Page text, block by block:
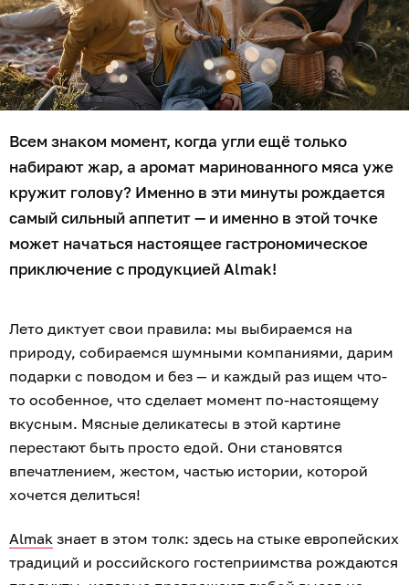
Всем знаком момент, когда угли ещё только
набирают жар, а аромат маринованного мяса уже
кружит голову? Именно в эти минуты рождается
самый сильный аппетит — и именно в этой точке
может начаться настоящее гастрономическое
приключение с продукцией Almak!
Лето диктует свои правила: мы выбираемся на
природу, собираемся шумными компаниями, дарим
подарки с поводом и без — и каждый раз ищем что-
то особенное, что сделает момент по-настоящему
вкусным. Мясные деликатесы в этой картине
перестают быть просто едой. Они становятся
впечатлением, жестом, частью истории, которой
хочется делиться!
Almak знает в этом толк: здесь на стыке европейских
традиций и российского гостеприимства рождаются